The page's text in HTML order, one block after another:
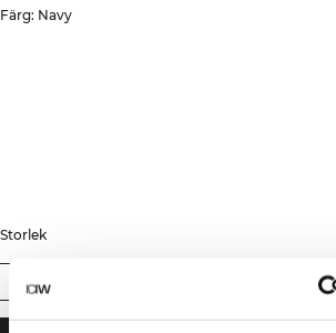
Färg: Navy
Storlek
XS